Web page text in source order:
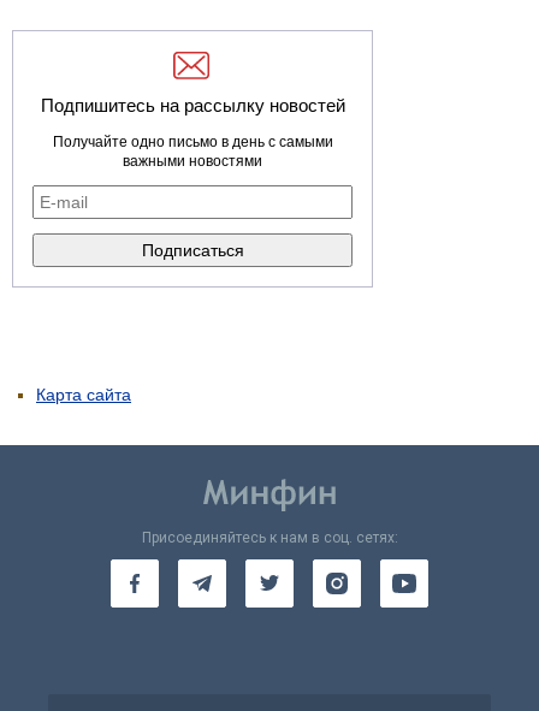
Подпишитесь на рассылку новостей
Получайте одно письмо в день с самыми
важными новостями
Карта сайта
Присоединяйтесь к нам в соц. сетях: